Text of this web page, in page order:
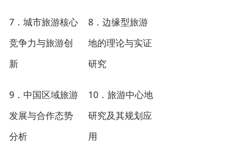
7 ．城市旅游核心
竞争力与旅游创
新
8 ．边缘型旅游
地的理论与实证
研究
9 ．中国区域旅游
发展与合作态势
分析
10 ．旅游中心地
研究及其规划应
用